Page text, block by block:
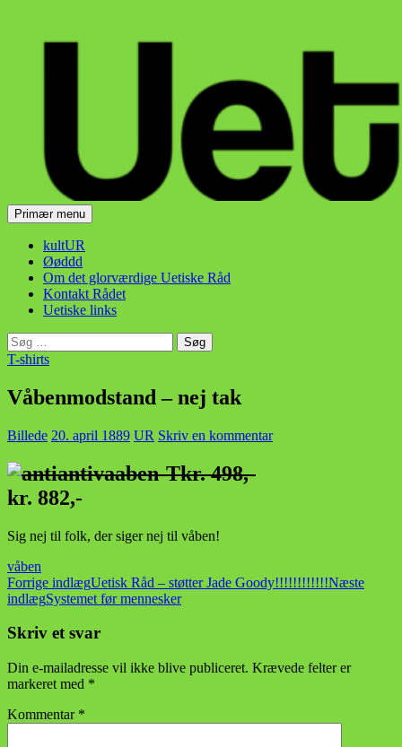
indhold
Uetisk Råd
SøgPrimær menu
kultUR
Øøddd
Om det glorværdige Uetiske Råd
Kontakt Rådet
Uetiske links
Søg
efter:
T-shirts
Våbenmodstand – nej tak
Billede 20. april 1889 UR Skriv en kommentar
kr. 498,-
kr. 882,-
Sig nej til folk, der siger nej til våben!
våben
Indlægsnavigation
Forrige indlægUetisk Råd – støtter Jade Goody!!!!!!!!!!!!Næste
indlægSystemet før mennesker
Skriv et svar
Din e-mailadresse vil ikke blive publiceret. Krævede felter er
markeret med *
Kommentar *